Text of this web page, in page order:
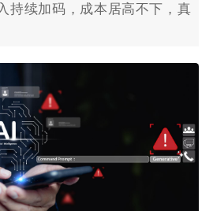
持续加码，成本居高不下，真